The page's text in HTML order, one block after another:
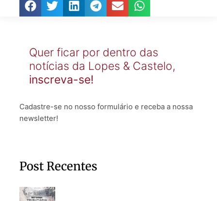
Quer ficar por dentro das
notícias da Lopes & Castelo,
inscreva-se!
Cadastre-se no nosso formulário e receba a nossa
newsletter!
Post Recentes